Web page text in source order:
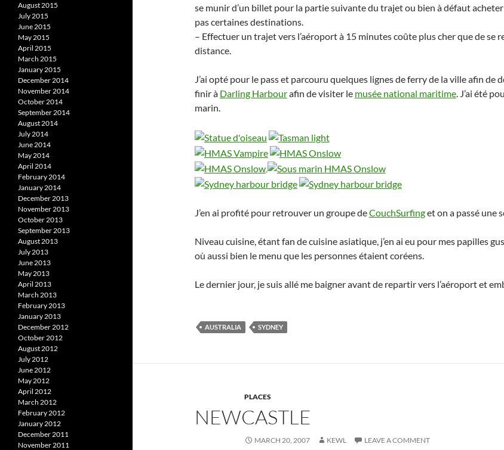
se munir d’un billet pour la partie suivante du trajet ou bien à défaut
pas certaines destinations.
– Effectuer un trajet vers l’aéroport à 15 minutes coûte plus cher que de se
distance.
J’ai opté pour le pass et parcouru quelques lignes de ferry de la ville afin
finir à Darling Harbourafin de visiter le musée national maritime. J’ai été
marin.
J’en ai profité pour retrouver un groupe deCouchSurfinget on a passé une
Niveau cuisine, étant fan de cuisine asiatique, j’en ai eu pour mes papilles
où aussi bien le menu que les personnes étaient coréens.
Le dernier jour, je suis allé me baigner avant de repartir vers l’aéroport et
AUSTRALIA SYDNEY
PLACES
NEWCASTLE
MARCH 20, 2007 KEWL LEAVE A COMMENT
August 2015
July 2015
June 2015
May 2015
April 2015
March 2015
January 2015
December 2014
November 2014
October 2014
September 2014
August 2014
July 2014
June 2014
May 2014
April 2014
February 2014
January 2014
December 2013
November 2013
October 2013
September 2013
August 2013
July 2013
June 2013
May 2013
April 2013
March 2013
February 2013
January 2013
December 2012
October 2012
August 2012
July 2012
June 2012
May 2012
April 2012
March 2012
February 2012
January 2012
December 2011
November 2011